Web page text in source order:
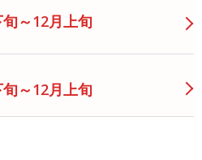
～12月上旬
～12月上旬